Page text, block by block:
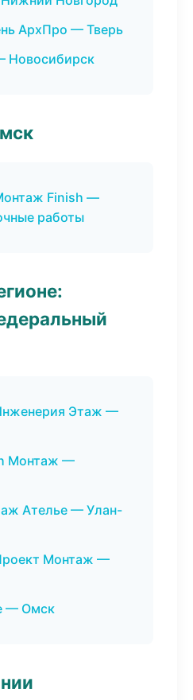
АрхПро — Тверь
Новосибирск
Finish —
работы
Этаж —
Монтаж —
Ателье — Улан-
Монтаж —
— Омск